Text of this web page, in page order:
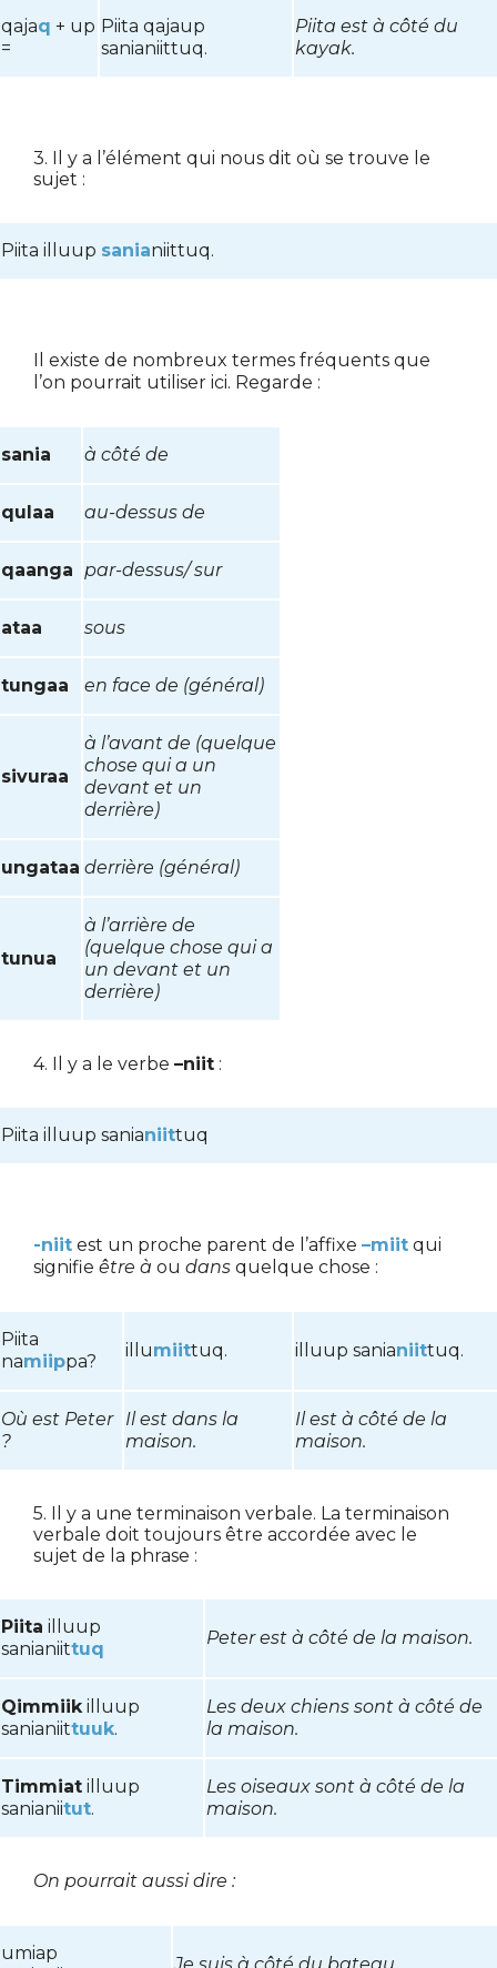
qajaq + up
=
Piita qajaup
sanianiittuq.
Piita est à côté du
kayak.
3. Il y a l’élément qui nous dit où se trouve le
sujet :
Piita illuup sanianiittuq.
Il existe de nombreux termes fréquents que
l’on pourrait utiliser ici. Regarde :
sania à côté de
qulaa au-dessus de
qaanga par-dessus/ sur
ataa sous
tungaa en face de (général)
sivuraa
à l’avant de (quelque
chose qui a un
devant et un
derrière)
ungataa derrière (général)
tunua
à l’arrière de
(quelque chose qui a
un devant et un
derrière)
4. Il y a le verbe –niit :
Piita illuup sanianiittuq
-niit est un proche parent de l’affixe –miit qui
signifie être à ou dans quelque chose :
Piita
namiippa?
illumiittuq. illuup sanianiittuq.
Où est Peter
?
Il est dans la
maison.
Il est à côté de la
maison.
5. Il y a une terminaison verbale. La terminaison
verbale doit toujours être accordée avec le
sujet de la phrase :
Piita illuup
sanianiittuq
Peter est à côté de la maison.
Qimmiikilluup
sanianiittuuk.
Les deux chiens sont à côté de
la maison.
Timmiat illuup
sanianiitut.
Les oiseaux sont à côté de la
maison.
On pourrait aussi dire :
umiap